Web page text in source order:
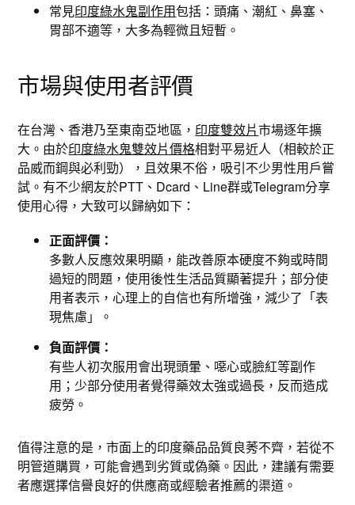
常見印度綠水鬼副作用包括：頭痛、潮紅、鼻塞、
胃部不適等，大多為輕微且短暫。
市場與使用者評價
在台灣、香港乃至東南亞地區， 印度雙效片市場逐年擴
大。由於印度綠水鬼雙效片價格相對平易近人（相較於正
品威而鋼與必利勁），且效果不俗，吸引不少男性用戶嘗
試。有不少網友於PTT、Dcard、Line群或Telegram分享
使用心得，大致可以歸納如下：
正面評價：
多數人反應效果明顯，能改善原本硬度不夠或時間
過短的問題，使用後性生活品質顯著提升；部分使
用者表示，心理上的自信也有所增強，減少了「表
現焦慮」。
負面評價：
有些人初次服用會出現頭暈、噁心或臉紅等副作
用；少部分使用者覺得藥效太強或過長，反而造成
疲勞。
值得注意的是，市面上的印度藥品品質良莠不齊，若從不
明管道購買，可能會遇到劣質或偽藥。因此，建議有需要
者應選擇信譽良好的供應商或經驗者推薦的渠道。